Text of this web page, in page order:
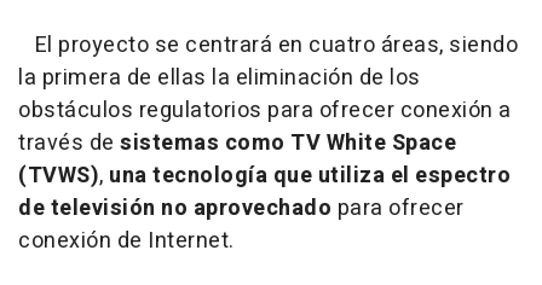
El proyecto se centrará en cuatro áreas, siendo
la primera de ellas la eliminación de los
obstáculos regulatorios para ofrecer conexión a
través de sistemas como TV White Space
(TVWS), una tecnología que utiliza el espectro
de televisión no aprovechado para ofrecer
conexión de Internet.